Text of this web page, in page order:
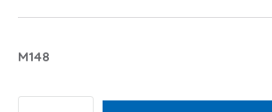
M148